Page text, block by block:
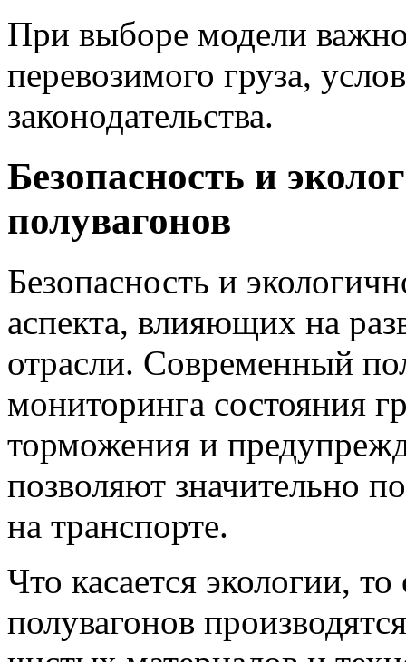
При выборе модели
перевозимого груза,
законодательства.
Безопасность и
полувагонов
Безопасность и
аспекта, влияющих на
отрасли. Современный
мониторинга состояния
торможения и
позволяют значительно
на транспорте.
Что касается экологии,
полувагонов